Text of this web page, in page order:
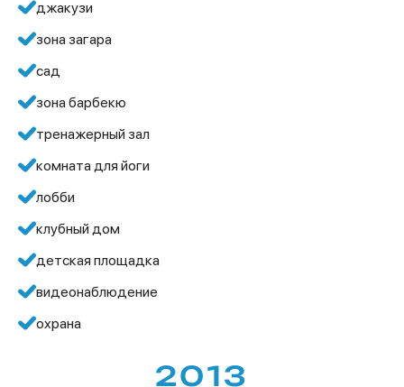
джакузи
зона загара
сад
зона барбекю
тренажерный зал
комната для йоги
лобби
клубный дом
детская площадка
видеонаблюдение
охрана
2013